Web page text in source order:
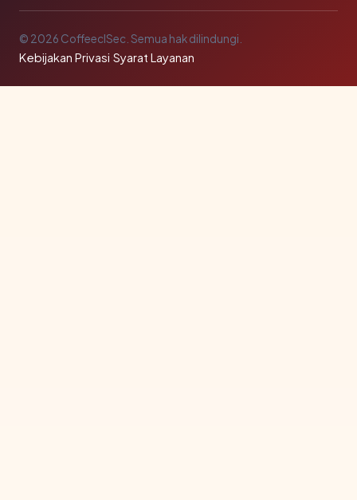
© 2026 CoffeeclSec. Semua hak dilindungi.
Kebijakan Privasi·Syarat Layanan